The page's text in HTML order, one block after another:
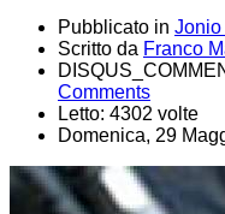
Pubblicato in Jonio
Scritto da Franco
Comments
Letto: 4302 volte
Domenica, 29